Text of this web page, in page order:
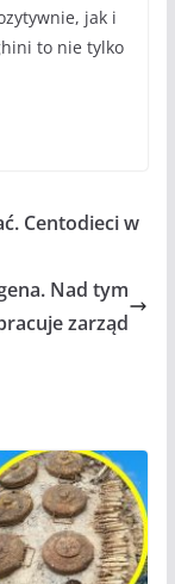
jak i
to nie tylko
Centodieci w
Nad tym
zarząd